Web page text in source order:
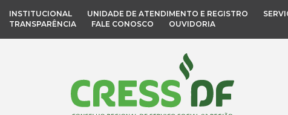
INSTITUCIONAL UNIDADE DE ATENDIMENTO E REGISTRO
TRANSPARÊNCIA
FALE CONOSCO OUVIDORIA